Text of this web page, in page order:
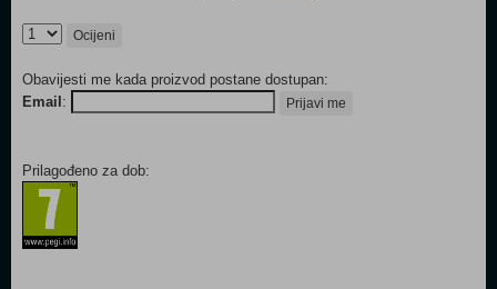
Ocijeni
Obavijesti me kada proizvod postane dostupan:
Email : Prijavi me
Prilagođeno za dob: